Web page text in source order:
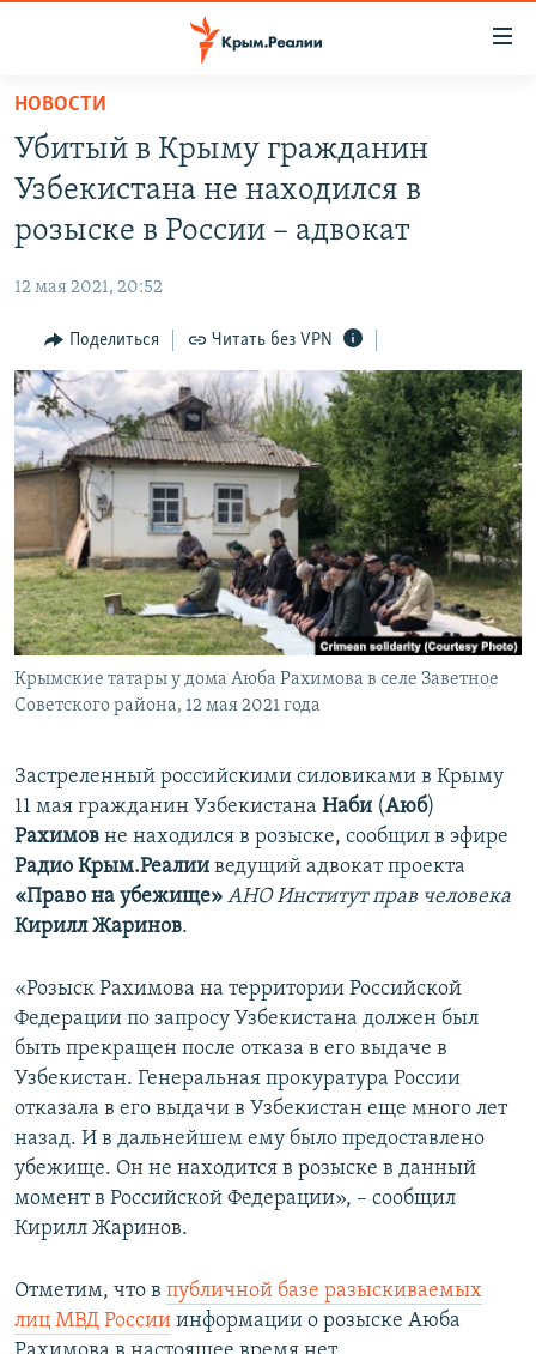
Вернуться
основному
содержанию
главной
Вернутся
поиску
НОВОСТИ
СПЕЦПРОЕКТЫ
11 ЛЕТ ОККУПАЦИИ КРЫМА. 11 ИСТОРИЙ СОПРОТИВЛЕНИЯ
ЕЩЕ
ИНТЕРАКТИВ
ИНФОГРАФИКА
ТЕЛЕПРОЕКТ КРЫМ.РЕАЛИИ
СОВЕТЫ ПРАВОЗАЩИТНИКОВ
ПРОПАВШИЕ БЕЗ ВЕСТИ
ПОБЕДИТЕЛЕЙ НЕ СУДЯТ?
КРЫМ.НЕПОКОРЕННЫЙ
ELIFBE
УКРАИНСКАЯ ПРОБЛЕМА КРЫМА
РАДІО СВОБОДА
КАК ОБОЙТИ БЛОКИРОВКУ
Українською
Qırımtatar
ПРИСОЕДИНЯЙТЕСЬ!
Все сайты RFE/RL
НОВОСТИ
Убитый в Крыму гражданин
Узбекистана не находился в
розыске в России – адвокат
12 мая 2021, 20:52
Поделиться Читать без VPN
Крымские татары у дома Аюба Рахимова в селе Заветное
Советского района, 12 мая 2021 года
Застреленный российскими силовиками в Крыму
11 мая гражданин Узбекистана Наби (Аюб)
Рахимов не находился в розыске, сообщил в эфире
Радио Крым.Реалии ведущий адвокат проекта
«Право на убежище» АНО Институт прав человека
Кирилл Жаринов.
«Розыск Рахимова на территории Российской
Федерации по запросу Узбекистана должен был
быть прекращен после отказа в его выдаче в
Узбекистан. Генеральная прокуратура России
отказала в его выдачи в Узбекистан еще много лет
назад. И в дальнейшем ему было предоставлено
убежище. Он не находится в розыске в данный
момент в Российской Федерации», – сообщил
Кирилл Жаринов.
Отметим, что в публичной базе разыскиваемых
лиц МВД России информации о розыске Аюба